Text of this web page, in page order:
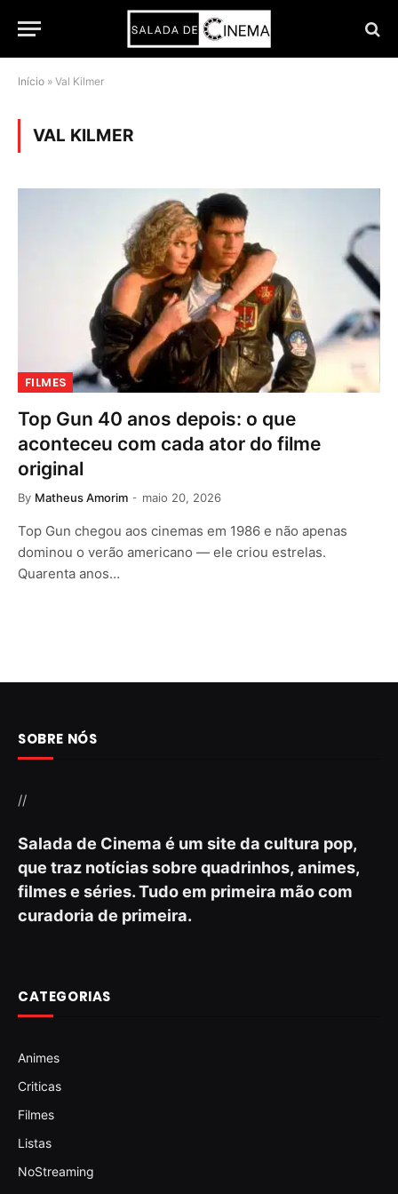
Início » Val Kilmer
VAL KILMER
FILMES
Top Gun 40 anos depois: o que
aconteceu com cada ator do filme
original
By Matheus Amorim maio 20, 2026
Top Gun chegou aos cinemas em 1986 e não apenas
dominou o verão americano — ele criou estrelas.
Quarenta anos…
SOBRE NÓS
//
Salada de Cinema é um site da cultura pop,
que traz notícias sobre quadrinhos, animes,
filmes e séries. Tudo em primeira mão com
curadoria de primeira.
CATEGORIAS
Animes
Criticas
Filmes
Listas
NoStreaming